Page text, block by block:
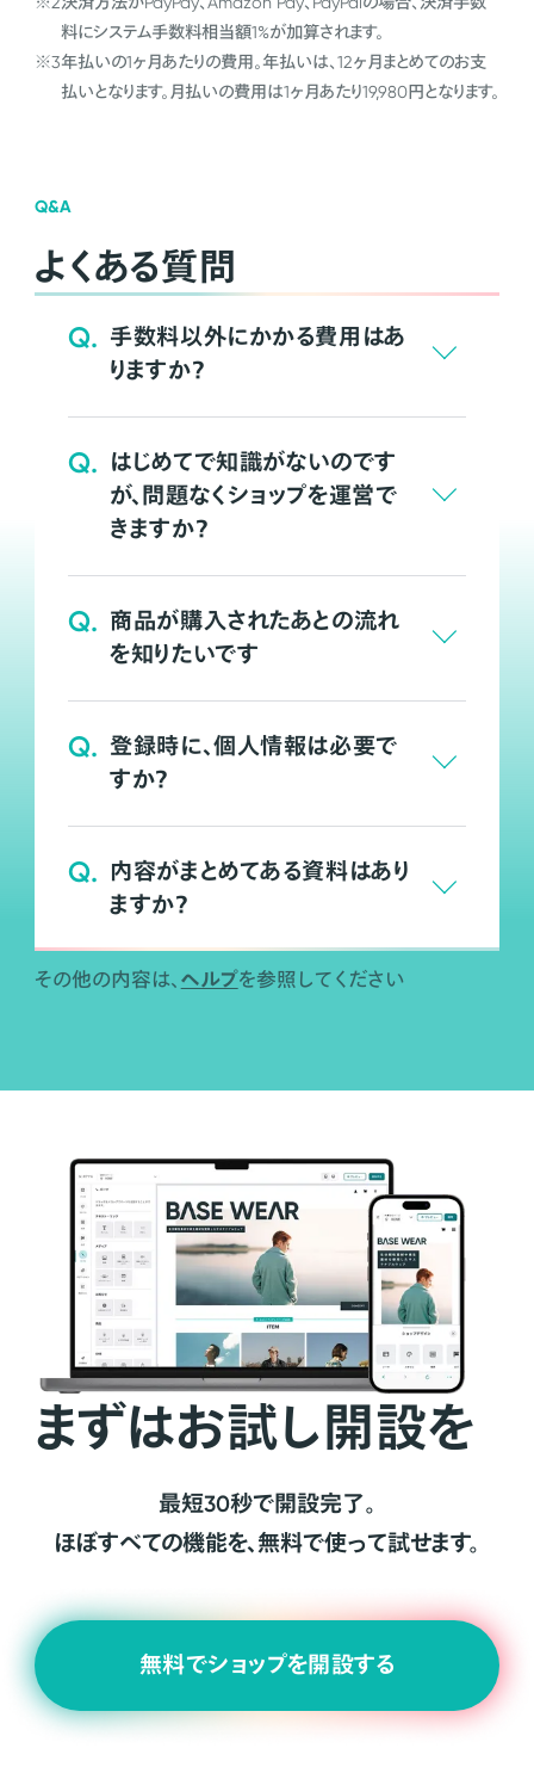
料にシステム手数料相当額1%が加算されます。
※3年払いの1ヶ月あたりの費用。年払いは、12ヶ月まとめてのお支
払いとなります。月払いの費用は1ヶ月あたり19,980円となります。
Q&A
よくある質問
Q. 手数料以外にかかる費用はあ
りますか？
Q. はじめてで知識がないのです
が、問題なくショップを運営で
きますか？
Q. 商品が購入されたあとの流れ
を知りたいです
Q. 登録時に、個人情報は必要で
すか？
Q. 内容がまとめてある資料はあり
ますか？
その他の内容は、 ヘルプを参照してください
まずはお試し開設を
最短30秒で開設完了。
ほぼすべての機能を、無料で使って試せます。
無料でショップを開設する